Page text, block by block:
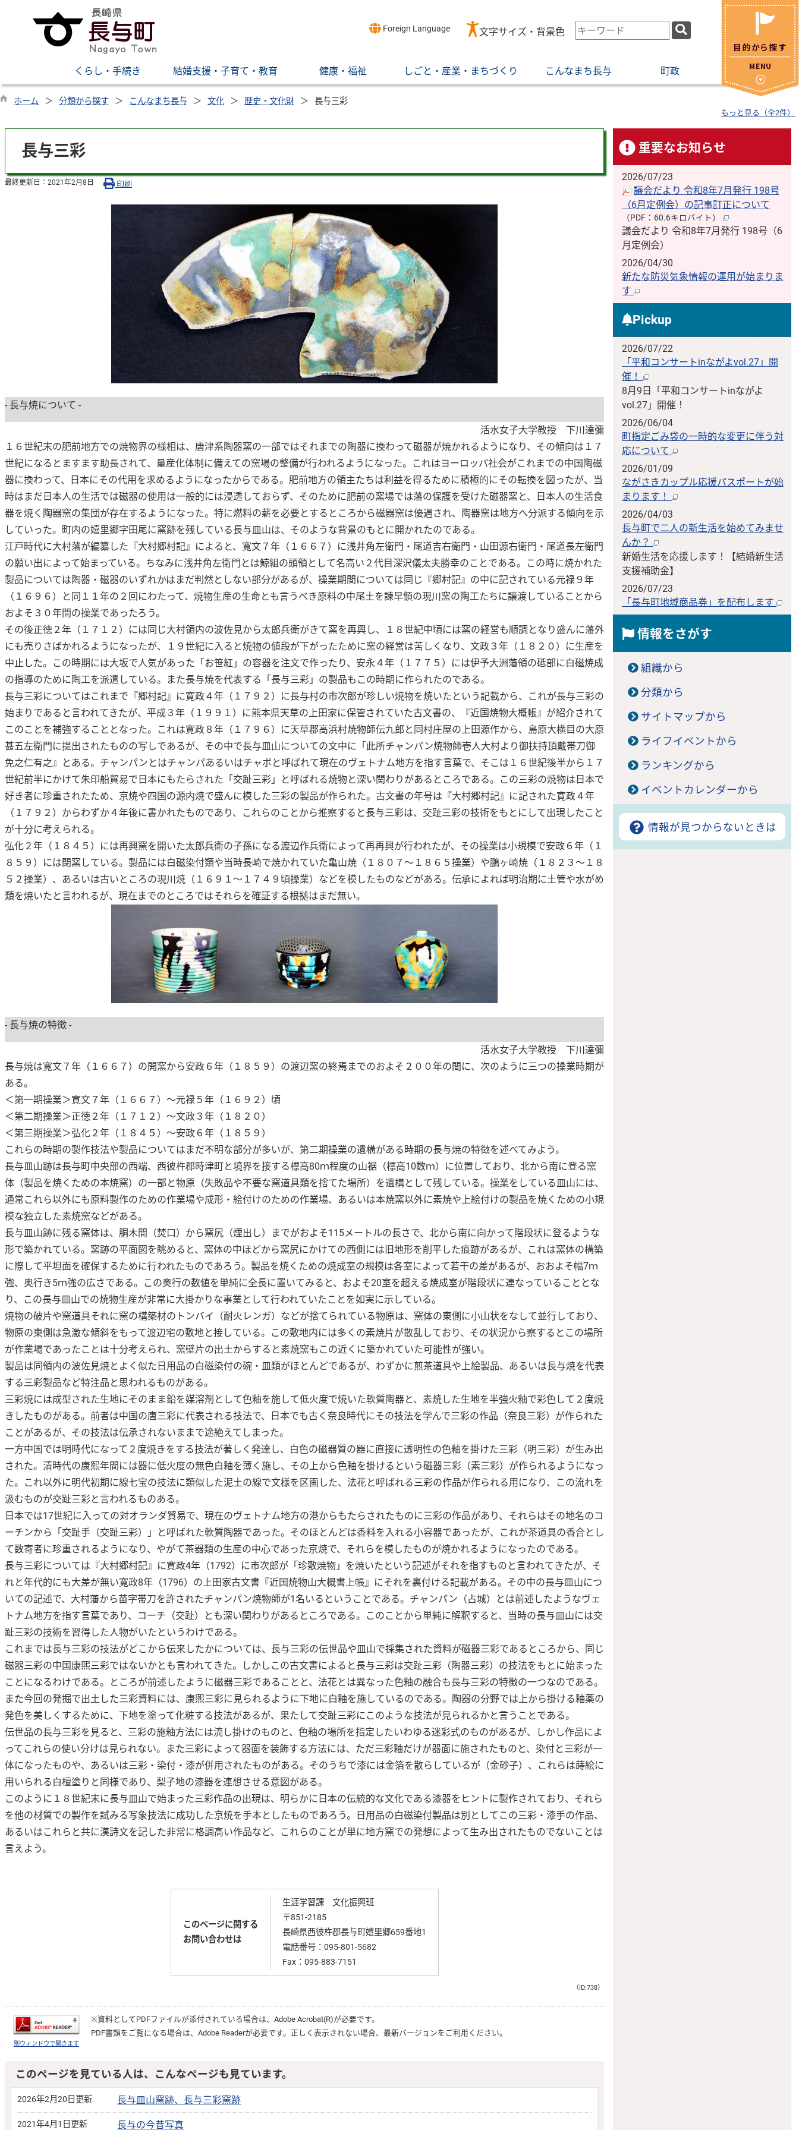
Foreign Language 文字サイズ・背景色
検
索
ー
ワ
くらし・手続き 結婚支援・子育て・教育 健康・福祉 しごと・産業・まちづくり こんなまち長与 町政
ホーム 分類から探す こんなまち長与 文化 歴史・文化財 長与三彩
もっと見る（全2件）
長与三彩
最終更新日： 2021年2月8日 印刷
- 長与焼について -
活水女子大学教授 下川達彌
１６世紀末の肥前地方での焼物界の様相は、唐津系陶器窯の一部ではそれまでの陶器に換わって磁器が焼かれるようになり、その傾向は１７
世紀になるとますます助長されて、量産化体制に備えての窯場の整備が行われるようになった。これはヨーロッパ社会がこれまでの中国陶磁
器に換わって、日本にその代用を求めるようになったからである。肥前地方の領主たちは利益を得るために積極的にその転換を図ったが、当
時はまだ日本人の生活では磁器の使用は一般的には浸透しておらず、そのために肥前の窯場では藩の保護を受けた磁器窯と、日本人の生活食
器を焼く陶器窯の集団が存在するようになった。特に燃料の薪を必要とするところから磁器窯は優遇され、陶器窯は地方へ分派する傾向を示
していった。町内の嬉里郷字田尾に窯跡を残している長与皿山は、そのような背景のもとに開かれたのである。
江戸時代に大村藩が編纂した『大村郷村記』によると、寛文７年（１６６７）に浅井角左衛門・尾道吉右衛門・山田源右衛門・尾道長左衛門
の願い出によって始まっている。ちなみに浅井角左衛門とは鯨組の頭領として名高い２代目深沢儀太夫勝幸のことである。この時に焼かれた
製品については陶器・磁器のいずれかはまだ判然としない部分があるが、操業期間については同じ『郷村記』の中に記されている元禄９年
（１６９６）と同１１年の２回にわたって、焼物生産の生命とも言うべき原料の中尾土を諫早領の現川窯の陶工たちに譲渡していることから
およそ３０年間の操業であったろう。
その後正徳２年（１７１２）には同じ大村領内の波佐見から太郎兵衛がきて窯を再興し、１８世紀中頃には窯の経営も順調となり盛んに藩外
にも売りさばかれるようになったが、１９世紀に入ると焼物の値段が下がったために窯の経営は苦しくなり、文政３年（１８２０）に生産を
中止した。この時期には大坂で人気があった「お笹紅」の容器を注文で作ったり、安永４年（１７７５）には伊予大洲藩領の砥部に白磁焼成
の指導のために陶工を派遣している。また長与焼を代表する「長与三彩」の製品もこの時期に作られたのである。
長与三彩についてはこれまで『郷村記』に寛政４年（１７９２）に長与村の市次郎が珍しい焼物を焼いたという記載から、これが長与三彩の
始まりであると言われてきたが、平成３年（１９９１）に熊本県天草の上田家に保管されていた古文書の、『近国焼物大概帳』が紹介されて
このことを補強することとなった。これは寛政８年（１７９６）に天草郡高浜村焼物師伝九郎と同村庄屋の上田源作から、島原大横目の大原
甚五左衛門に提出されたものの写しであるが、その中で長与皿山についての文中に「此所チャンパン焼物師壱人大村より御扶持頂戴帯刀御
免之仁有之』とある。チャンパンとはチャンパあるいはチャボと呼ばれて現在のヴェトナム地方を指す言葉で、そこは１６世紀後半から１７
世紀前半にかけて朱印船貿易で日本にもたらされた「交趾三彩」と呼ばれる焼物と深い関わりがあるところである。この三彩の焼物は日本で
好き者に珍重されたため、京焼や四国の源内焼で盛んに模した三彩の製品が作られた。古文書の年号は『大村郷村記』に記された寛政４年
（１７９２）からわずか４年後に書かれたものであり、これらのことから推察すると長与三彩は、交趾三彩の技術をもとにして出現したこと
が十分に考えられる。
弘化２年（１８４５）には再興窯を開いた太郎兵衛の子孫になる渡辺作兵衛によって再再興が行われたが、その操業は小規模で安政６年（１
８５９）には閉窯している。製品には白磁染付類や当時長崎で焼かれていた亀山焼（１８０７〜１８６５操業）や鵬ヶ崎焼（１８２３〜１８
５２操業）、あるいは古いところの現川焼（１６９１〜１７４９頃操業）などを模したものなどがある。伝承によれば明治期に土管や水がめ
類を焼いたと言われるが、現在までのところではそれらを確証する根拠はまだ無い。
- 長与焼の特徴 -
活水女子大学教授 下川達彌
長与焼は寛文７年（１６６７）の開窯から安政６年（１８５９）の渡辺窯の終焉までのおよそ２００年の間に、次のように三つの操業時期が
ある。
＜第一期操業＞寛文７年（１６６７）〜元禄５年（１６９２）頃
＜第二期操業＞正徳２年（１７１２）〜文政３年（１８２０）
＜第三期操業＞弘化２年（１８４５）〜安政６年（１８５９）
これらの時期の製作技法や製品についてはまだ不明な部分が多いが、第二期操業の遺構がある時期の長与焼の特徴を述べてみよう。
長与皿山跡は長与町中央部の西端、西彼杵郡時津町と境界を接する標高80ｍ程度の山裾（標高10数ｍ）に位置しており、北から南に登る窯
体（製品を焼くための本焼窯）の一部と物原（失敗品や不要な窯道具類を捨てた場所）を遺構として残している。操業をしている皿山には、
通常これら以外にも原料製作のための作業場や成形・絵付けのための作業場、あるいは本焼窯以外に素焼や上絵付けの製品を焼くための小規
模な独立した素焼窯などがある。
長与皿山跡に残る窯体は、胴木間（焚口）から窯尻（煙出し）までがおよそ115メートルの長さで、北から南に向かって階段状に登るような
形で築かれている。窯跡の平面図を眺めると、窯体の中ほどから窯尻にかけての西側には旧地形を削平した痕跡があるが、これは窯体の構築
に際して平坦面を確保するために行われたものであろう。製品を焼くための焼成室の規模は各室によって若干の差があるが、おおよそ幅7ｍ
強、奥行き5ｍ強の広さである。この奥行の数値を単純に全長に置いてみると、およそ20室を超える焼成室が階段状に連なっていることとな
り、この長与皿山での焼物生産が非常に大掛かりな事業として行われていたことを如実に示している。
焼物の破片や窯道具それに窯の構築材のトンバイ（耐火レンガ）などが捨てられている物原は、窯体の東側に小山状をなして並行しており、
物原の東側は急激な傾斜をもって渡辺宅の敷地と接している。この敷地内には多くの素焼片が散乱しており、その状況から察するとこの場所
が作業場であったことは十分考えられ、窯壁片の出土からすると素焼窯もこの近くに築かれていた可能性が強い。
製品は同領内の波佐見焼とよく似た日用品の白磁染付の碗・皿類がほとんどであるが、わずかに煎茶道具や上絵製品、あるいは長与焼を代表
する三彩製品など特注品と思われるものがある。
三彩焼には成型された生地にそのまま鉛を媒溶剤として色釉を施して低火度で焼いた軟質陶器と、素焼した生地を半強火釉で彩色して２度焼
きしたものがある。前者は中国の唐三彩に代表される技法で、日本でも古く奈良時代にその技法を学んで三彩の作品（奈良三彩）が作られた
ことがあるが、その技法は伝承されないままで途絶えてしまった。
一方中国では明時代になって２度焼きをする技法が著しく発達し、白色の磁器質の器に直接に透明性の色釉を掛けた三彩（明三彩）が生み出
された。清時代の康煕年間には器に低火度の無色白釉を薄く施し、その上から色釉を掛けるという磁器三彩（素三彩）が作られるようになっ
た。これ以外に明代初期に線七宝の技法に類似した泥土の線で文様を区画した、法花と呼ばれる三彩の作品が作られる用になり、この流れを
汲むものが交趾三彩と言われるものある。
日本では17世紀に入っての対オランダ貿易で、現在のヴェトナム地方の港からもたらされたものに三彩の作品があり、それらはその地名のコ
ーチンから「交趾手（交趾三彩）」と呼ばれた軟質陶器であった。そのほとんどは香料を入れる小容器であったが、これが茶道具の香合とし
て数寄者に珍重されるようになり、やがて茶器類の生産の中心であった京焼で、それらを模したものが焼かれるようになったのである。
長与三彩については『大村郷村記』に寛政4年（1792）に市次郎が「珍敷焼物」を焼いたという記述がそれを指すものと言われてきたが、そ
れと年代的にも大差が無い寛政8年（1796）の上田家古文書『近国焼物山大概書上帳』にそれを裏付ける記載がある。その中の長与皿山につ
いての記述で、大村藩から苗字帯刀を許されたチャンパン焼物師が1名いるということである。チャンパン（占城）とは前述したようなヴェ
トナム地方を指す言葉であり、コーチ（交趾）とも深い関わりがあるところである。このことから単純に解釈すると、当時の長与皿山には交
趾三彩の技術を習得した人物がいたというわけである。
これまでは長与三彩の技法がどこから伝来したかについては、長与三彩の伝世品や皿山で採集された資料が磁器三彩であるところから、同じ
磁器三彩の中国康煕三彩ではないかとも言われてきた。しかしこの古文書によると長与三彩は交趾三彩（陶器三彩）の技法をもとに始まった
ことになるわけである。ところが前述したように磁器三彩であることと、法花とは異なった色釉の融合も長与三彩の特徴の一つなのである。
また今回の発掘で出土した三彩資料には、康煕三彩に見られるように下地に白釉を施しているのである。陶器の分野では上から掛ける釉薬の
発色を美しくするために、下地を塗って化粧する技法があるが、果たして交趾三彩にこのような技法が見られるかと言うことである。
伝世品の長与三彩を見ると、三彩の施釉方法には流し掛けのものと、色釉の場所を指定したいわゆる迷彩式のものがあるが、しかし作品によ
ってこれらの使い分けは見られない。また三彩によって器面を装飾する方法には、ただ三彩釉だけが器面に施されたものと、染付と三彩が一
体になったものや、あるいは三彩・染付・漆が併用されたものがある。そのうちで漆には金箔を散らしているが（金砂子）、これらは蒔絵に
用いられる白檀塗りと同様であり、梨子地の漆器を連想させる意図がある。
このように１８世紀末に長与皿山で始まった三彩作品の出現は、明らかに日本の伝統的な文化である漆器をヒントに製作されており、それら
を他の材質での製作を試みる写象技法に成功した京焼を手本としたものであろう。日用品の白磁染付製品は別としてこの三彩・漆手の作品、
あるいはこれらと共に漢詩文を記した非常に格調高い作品など、これらのことが単に地方窯での発想によって生み出されたものでないことは
言えよう。
このページに関する
お問い合わせは
生涯学習課 文化振興班
〒851-2185
長崎県西彼杵郡長与町嬉里郷659番地1
電話番号： 095-801-5682
Fax：095-883-7151
（ID:738）
別ウィンドウで開きます
※資料としてPDFファイルが添付されている場合は、 Adobe Acrobat(R)が必要です。
PDF書類をご覧になる場合は、 Adobe Readerが必要です。正しく表示されない場合、最新バージョンをご利用ください。
このページを見ている人は、こんなページも見ています。
2026年2月20日更新 長与皿山窯跡、長与三彩窯跡
2021年4月1日更新 長与の今昔写真
重要なお知らせ
2026/07/23
議会だより 令和8年7月発行 198号
（6月定例会）の記事訂正について
（PDF：60.6キロバイト）
議会だより 令和8年7月発行 198号（6
月定例会）
2026/04/30
新たな防災気象情報の運用が始まりま
す
Pickup
2026/07/22
「平和コンサートinながよvol.27」開
催！
8月9日「平和コンサートinながよ
vol.27」開催！
2026/06/04
町指定ごみ袋の一時的な変更に伴う対
応について
2026/01/09
ながさきカップル応援パスポートが始
まります！
2026/04/03
長与町で二人の新生活を始めてみませ
んか？
新婚生活を応援します！【結婚新生活
支援補助金】
2026/07/23
「長与町地域商品券」を配布します
情報をさがす
組織から
分類から
サイトマップから
ライフイベントから
ランキングから
イベントカレンダーから
情報が見つからないときは